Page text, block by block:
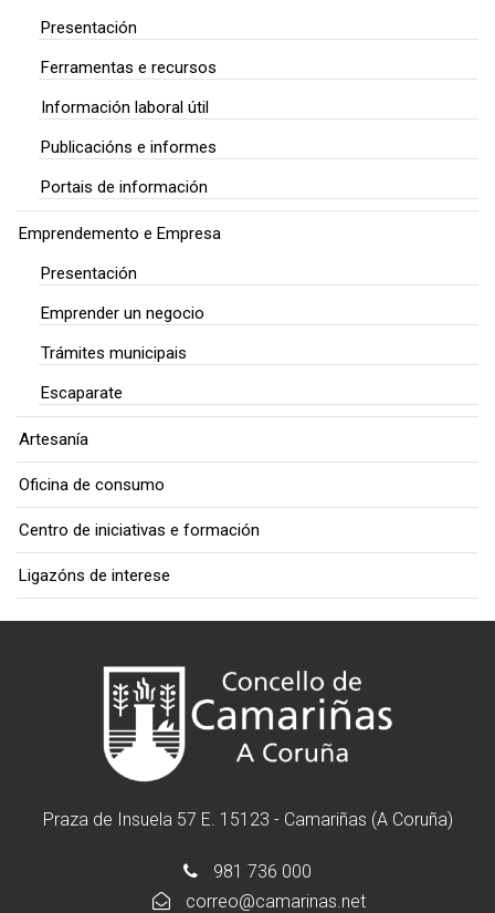
Presentación
Ferramentas e recursos
Información laboral útil
Publicacións e informes
Portais de información
Emprendemento e Empresa
Presentación
Emprender un negocio
Trámites municipais
Escaparate
Artesanía
Oficina de consumo
Centro de iniciativas e formación
Ligazóns de interese
Praza de Insuela 57 E. 15123 - Camariñas (A Coruña)
981 736 000
correo@camarinas.net